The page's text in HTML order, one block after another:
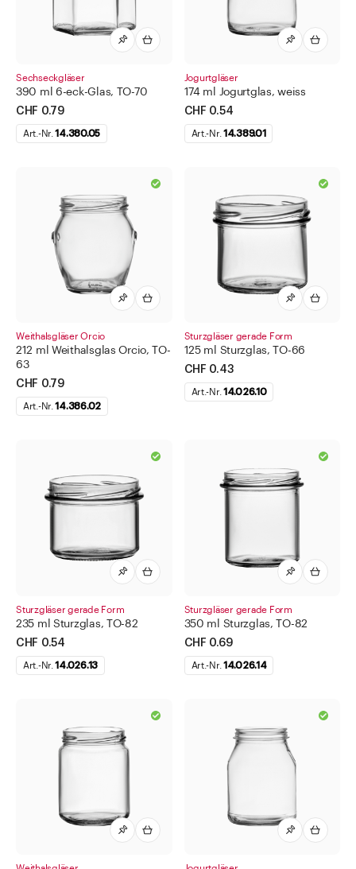
Vielseitige Gläser für Konfitüre, Gelees, Joghurt & mehr
Auf Facebook teilen
Per WhatsApp verschicken
Sechseckgläser
390 ml 6-eck-Glas, TO-70
CHF 0.79
Art.-Nr.14.380.05
Jogurtgläser
174 ml Jogurtglas, weiss
CHF 0.54
Art.-Nr. 14.389.01
Weithalsgläser Orcio
212 ml Weithalsglas Orcio, TO-
63
CHF 0.79
Art.-Nr.14.386.02
Sturzgläser gerade Form
125 ml Sturzglas, TO-66
CHF 0.43
Art.-Nr. 14.026.10
Sturzgläser gerade Form
235 ml Sturzglas, TO-82
CHF 0.54
Art.-Nr.14.026.13
Sturzgläser gerade Form
350 ml Sturzglas, TO-82
CHF 0.69
Art.-Nr. 14.026.14